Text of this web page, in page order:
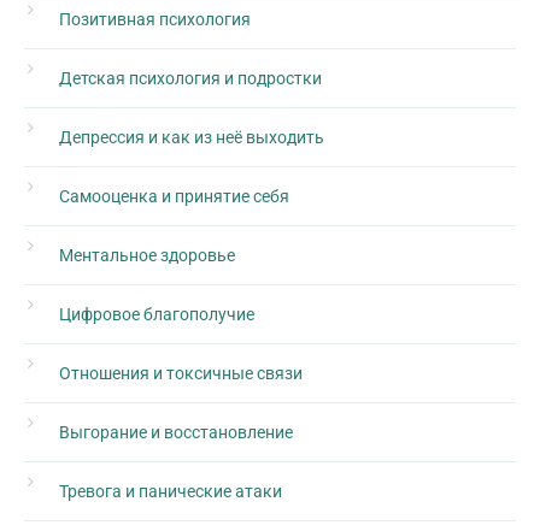
Позитивная психология
Детская психология и подростки
Депрессия и как из неё выходить
Самооценка и принятие себя
Ментальное здоровье
Цифровое благополучие
Отношения и токсичные связи
Выгорание и восстановление
Тревога и панические атаки